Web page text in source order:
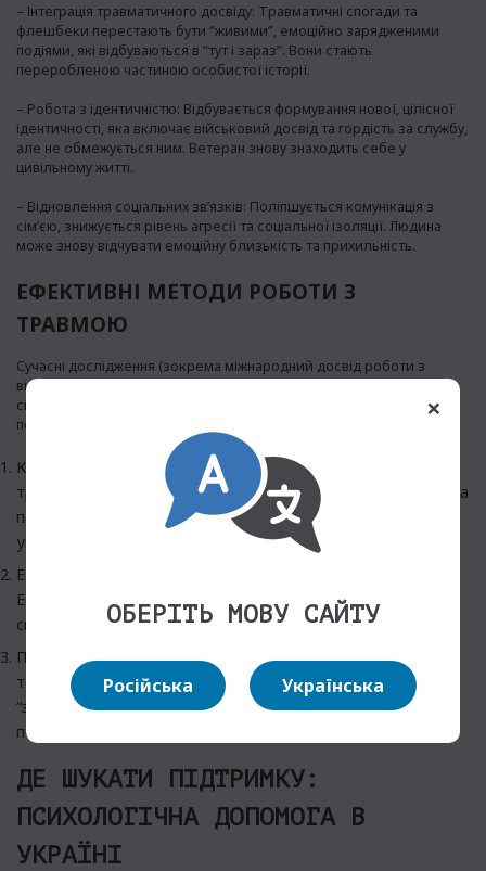
– Інтеграція травматичного досвіду: Травматичні спогади та
флешбеки перестають бути “живими”, емоційно зарядженими
подіями, які відбуваються в “тут і зараз”. Вони стають
переробленою частиною особистої історії.
– Робота з ідентичністю: Відбувається формування нової, цілісної
ідентичності, яка включає військовий досвід та гордість за службу,
але не обмежується ним. Ветеран знову знаходить себе у
цивільному житті.
– Відновлення соціальних зв’язків: Поліпшується комунікація з
сім’єю, знижується рівень агресії та соціальної ізоляції. Людина
може знову відчувати емоційну близькість та прихильність.
ЕФЕКТИВНІ МЕТОДИ РОБОТИ З
ТРАВМОЮ
Сучасні дослідження (зокрема міжнародний досвід роботи з
військовими конфліктами) показують високу ефективність
специфічних методів, на яких має спеціалізуватися кризовий
психолог:
КПТ (Когнітивно-поведінкова терапія), орієнтована на
травму: Допомагає змінити руйнівні когнітивні установки та
переконання, пов’язані з травмою, та поступово знизити
уникнення.
EMDR (Десенсибілізація та переробка рухом очей):
Ефективний метод для “перезапису” травматичних
спогадів у пам’яті, знижуючи їхній емоційний заряд.
Пролонгована експозиція: Метод, який під контролем
терапевта допомагає людині поступово та безпечно
“зустрітися” з травматичними спогадами, щоб вони
перестали бути лячними.
ДЕ ШУКАТИ ПІДТРИМКУ:
ПСИХОЛОГІЧНА ДОПОМОГА В
УКРАЇНІ
×
ОБЕРІТЬ МОВУ САЙТУ
Російська Українська